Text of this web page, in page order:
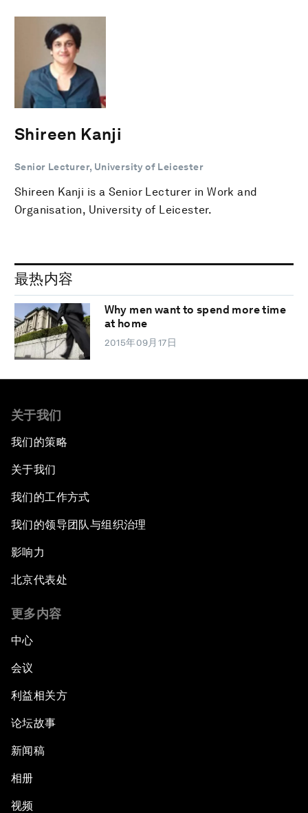
Shireen Kanji
Senior Lecturer, University of Leicester
Shireen Kanji is a Senior Lecturer in Work and
Organisation, University of Leicester.
最热内容
Why men want to spend more time
at home
2015年09月17日
关于我们
我们的策略
关于我们
我们的工作方式
我们的领导团队与组织治理
影响力
北京代表处
更多内容
中心
会议
利益相关方
论坛故事
新闻稿
相册
视频